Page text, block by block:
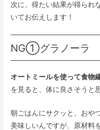
次に、得たい結果が得られ
いてお伝えします！
NG①グラノーラ
オートミールを使って食物
を見ると、体に良さそうと
朝ごはんにサクッと、おや
美味しいんですが、原材料